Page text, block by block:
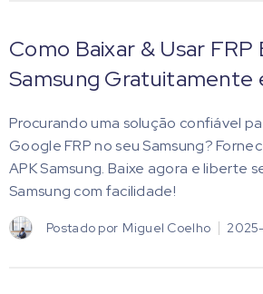
Como Baixar & Usar FRP
Samsung Gratuitamente
Procurando uma solução confiável
Google FRP no seu Samsung?
APK Samsung. Baixe agora e liberte
Samsung com facilidade!
Postado por Miguel Coelho